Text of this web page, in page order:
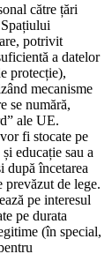
către țări
potrivit
a datelor
protecție),
mecanisme
se numără,
ale UE.
fi stocate pe
educație sau a
încetarea
prevăzut de lege.
pe interesul
pe durata
(în special,